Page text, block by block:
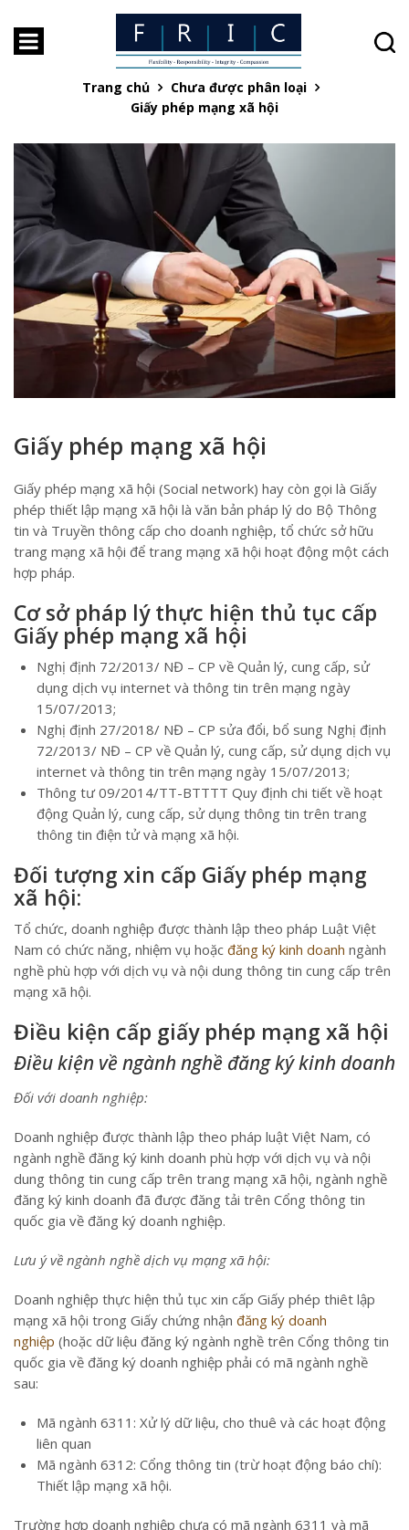
Giấy phép mạng xã hội
Trang chủ
Chưa được phân loại
Giấy phép mạng xã hội
Giấy phép mạng xã hội
Giấy phép mạng xã hội (Social network) hay còn gọi là Giấy
phép thiết lập mạng xã hội là văn bản pháp lý do Bộ Thông
tin và Truyền thông cấp cho doanh nghiệp, tổ chức sở hữu
trang mạng xã hội để trang mạng xã hội hoạt động một cách
hợp pháp.
Cơ sở pháp lý thực hiện thủ tục cấp
Giấy phép mạng xã hội
Nghị định 72/2013/ NĐ – CP về Quản lý, cung cấp, sử
dụng dịch vụ internet và thông tin trên mạng ngày
15/07/2013;
Nghị định 27/2018/ NĐ – CP sửa đổi, bổ sung Nghị định
72/2013/ NĐ – CP về Quản lý, cung cấp, sử dụng dịch vụ
internet và thông tin trên mạng ngày 15/07/2013;
Thông tư 09/2014/TT-BTTTT Quy định chi tiết về hoạt
động Quản lý, cung cấp, sử dụng thông tin trên trang
thông tin điện tử và mạng xã hội.
Đối tượng xin cấp Giấy phép mạng
xã hội:
Tổ chức, doanh nghiệp được thành lập theo pháp Luật Việt
Nam có chức năng, nhiệm vụ hoặc đăng ký kinh doanh ngành
nghề phù hợp với dịch vụ và nội dung thông tin cung cấp trên
mạng xã hội.
Điều kiện cấp giấy phép mạng xã hội
Điều kiện vềngành nghề đăng ký kinh doanh
Đối với doanh nghiệp:
Doanh nghiệp được thành lập theo pháp luật Việt Nam, có
ngành nghề đăng ký kinh doanh phù hợp với dịch vụ và nội
dung thông tin cung cấp trên trang mạng xã hội, ngành nghề
đăng ký kinh doanh đã được đăng tải trên Cổng thông tin
quốc gia về đăng ký doanh nghiệp.
Lưu ý về ngành nghề dịch vụ mạng xã hội:
Doanh nghiệp thực hiện thủ tục xin cấp Giấy phép thiêt lập
mạng xã hội trong Giấy chứng nhận đăng ký doanh
nghiệp (hoặc dữ liệu đăng ký ngành nghề trên Cổng thông tin
quốc gia về đăng ký doanh nghiệp phải có mã ngành nghề
sau:
Mã ngành 6311: Xử lý dữ liệu, cho thuê và các hoạt động
liên quan
Mã ngành 6312: Cổng thông tin (trừ hoạt động báo chí):
Thiết lập mạng xã hội.
Trường hợp doanh nghiệp chưa có mã ngành 6311 và mã